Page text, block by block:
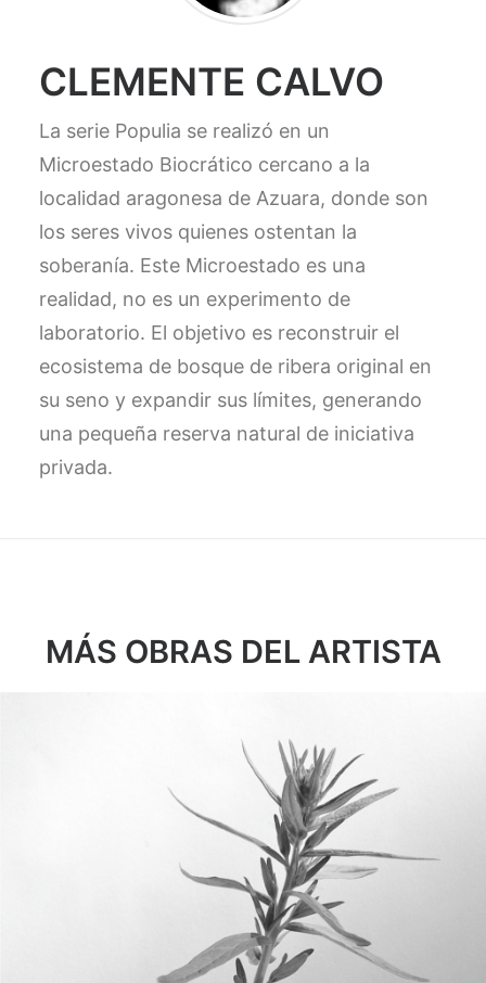
CLEMENTE CALVO
La serie Populia se realizó en un
Microestado Biocrático cercano a la
localidad aragonesa de Azuara, donde son
los seres vivos quienes ostentan la
soberanía. Este Microestado es una
realidad, no es un experimento de
laboratorio. El objetivo es reconstruir el
ecosistema de bosque de ribera original en
su seno y expandir sus límites, generando
una pequeña reserva natural de iniciativa
privada.
MÁS OBRAS DEL ARTISTA